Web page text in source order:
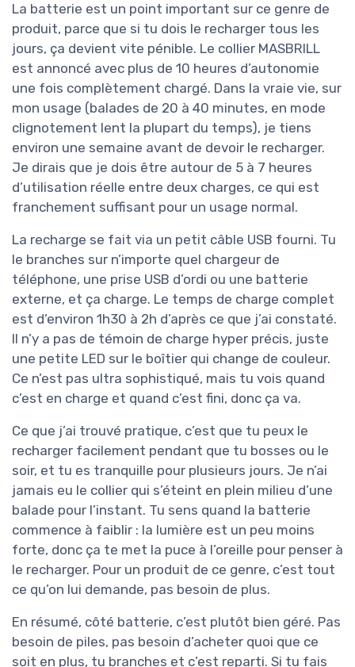
La batterie est un point important sur ce genre de
produit, parce que si tu dois le recharger tous les
jours, ça devient vite pénible. Le collier MASBRILL
est annoncé avec plus de 10 heures d’autonomie
une fois complètement chargé. Dans la vraie vie, sur
mon usage (balades de 20 à 40 minutes, en mode
clignotement lent la plupart du temps), je tiens
environ une semaine avant de devoir le recharger.
Je dirais que je dois être autour de 5 à 7 heures
d’utilisation réelle entre deux charges, ce qui est
franchement suffisant pour un usage normal.
La recharge se fait via un petit câble USB fourni. Tu
le branches sur n’importe quel chargeur de
téléphone, une prise USB d’ordi ou une batterie
externe, et ça charge. Le temps de charge complet
est d’environ 1h30 à 2h d’après ce que j’ai constaté.
Il n’y a pas de témoin de charge hyper précis, juste
une petite LED sur le boîtier qui change de couleur.
Ce n’est pas ultra sophistiqué, mais tu vois quand
c’est en charge et quand c’est fini, donc ça va.
Ce que j’ai trouvé pratique, c’est que tu peux le
recharger facilement pendant que tu bosses ou le
soir, et tu es tranquille pour plusieurs jours. Je n’ai
jamais eu le collier qui s’éteint en plein milieu d’une
balade pour l’instant. Tu sens quand la batterie
commence à faiblir : la lumière est un peu moins
forte, donc ça te met la puce à l’oreille pour penser à
le recharger. Pour un produit de ce genre, c’est tout
ce qu’on lui demande, pas besoin de plus.
En résumé, côté batterie, c’est plutôt bien géré. Pas
besoin de piles, pas besoin d’acheter quoi que ce
soit en plus, tu branches et c’est reparti. Si tu fais